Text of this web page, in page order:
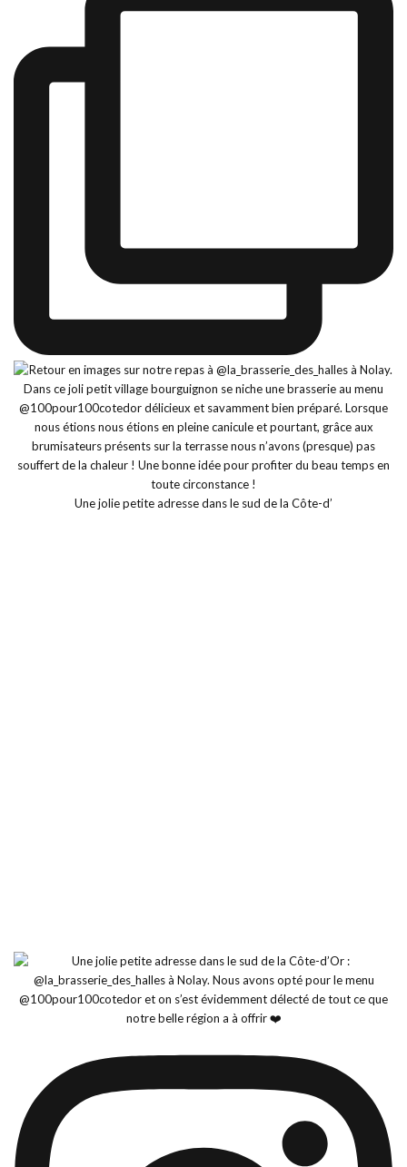
Une jolie petite adresse dans le sud de la Côte-d’